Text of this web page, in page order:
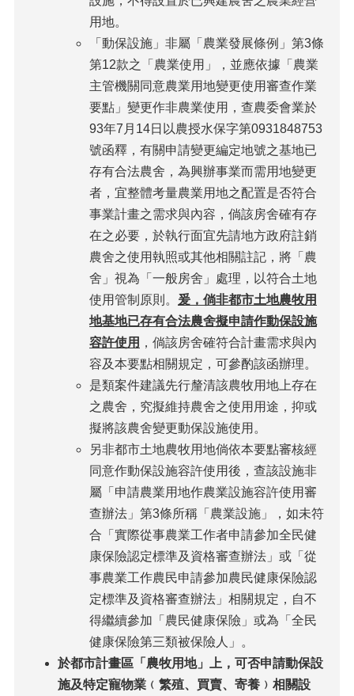
用地。
「動保設施」非屬「農業發展條例」第3條
第12款之「農業使用」，並應依據「農業
主管機關同意農業用地變更使用審查作業
要點」變更作非農業使用，查農委會業於
93年7月14日以農授水保字第0931848753
號函釋，有關申請變更編定地號之基地已
存有合法農舍，為興辦事業而需用地變更
者，宜整體考量農業用地之配置是否符合
事業計畫之需求與內容，倘該房舍確有存
在之必要，於執行面宜先請地方政府註銷
農舍之使用執照或其他相關註記，將「農
舍」視為「一般房舍」處理，以符合土地
使用管制原則。 爰，倘非都市土地農牧用
地基地已存有合法農舍擬申請作動保設施
容許使用 ，倘該房舍確符合計畫需求與內
容及本要點相關規定，可參酌該函辦理。
是類案件建議先行釐清該農牧用地上存在
之農舍，究擬維持農舍之使用用途，抑或
擬將該農舍變更動保設施使用。
另非都市土地農牧用地倘依本要點審核經
同意作動保設施容許使用後，查該設施非
屬「申請農業用地作農業設施容許使用審
查辦法」第3條所稱「農業設施」，如未符
合「實際從事農業工作者申請參加全民健
康保險認定標準及資格審查辦法」或「從
事農業工作農民申請參加農民健康保險認
定標準及資格審查辦法」相關規定，自不
得繼續參加「農民健康保險」或為「全民
健康保險第三類被保險人」。
於都市計畫區「農牧用地」上，可否申請動保設
施及特定寵物業﹙繁殖、買賣、寄養﹚相關設